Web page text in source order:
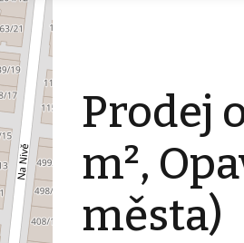
Prodej
m²,
města)